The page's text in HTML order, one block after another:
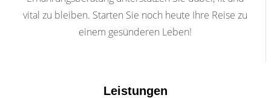
vital zu bleiben. Starten Sie noch heute Ihre Reise zu
einem gesünderen Leben!
Leistungen